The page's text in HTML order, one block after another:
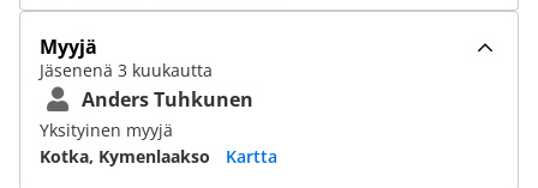
Myyjä
Jäsenenä 3 kuukautta
Anders Tuhkunen
Yksityinen myyjä
Kotka, Kymenlaakso
Kartta